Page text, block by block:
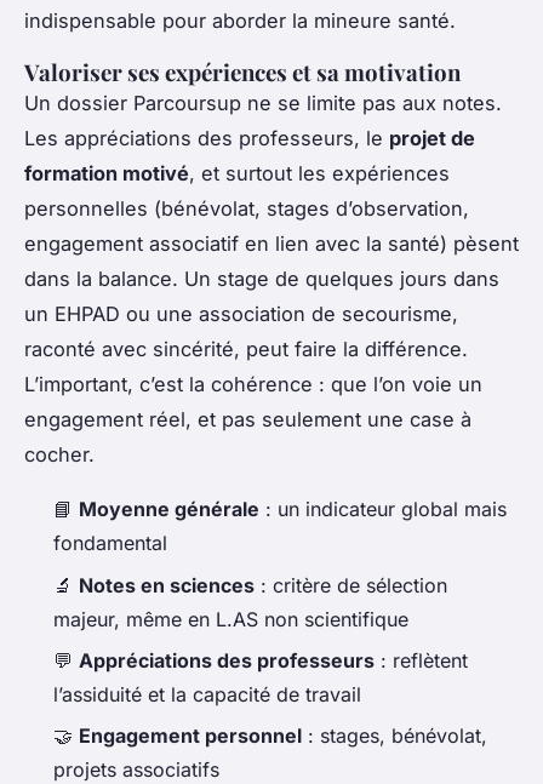
indispensable pour aborder la mineure santé.
Valoriser ses expériences et sa motivation
Un dossier Parcoursup ne se limite pas aux notes.
Les appréciations des professeurs, le projet de
formation motivé, et surtout les expériences
personnelles (bénévolat, stages d’observation,
engagement associatif en lien avec la santé) pèsent
dans la balance. Un stage de quelques jours dans
un EHPAD ou une association de secourisme,
raconté avec sincérité, peut faire la différence.
L’important, c’est la cohérence : que l’on voie un
engagement réel, et pas seulement une case à
cocher.
📘 Moyenne générale : un indicateur global mais
fondamental
🔬 Notes en sciences : critère de sélection
majeur, même en L.AS non scientifique
💬 Appréciations des professeurs : reflètent
l’assiduité et la capacité de travail
🤝 Engagement personnel : stages, bénévolat,
projets associatifs